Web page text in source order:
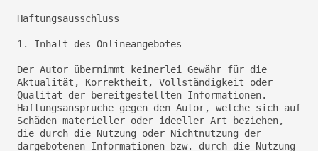
Haftungsausschluss
1. Inhalt des Onlineangebotes
Der Autor übernimmt keinerlei Gewähr für die
Aktualität, Korrektheit, Vollständigkeit oder
Qualität der bereitgestellten Informationen.
Haftungsansprüche gegen den Autor, welche sich auf
Schäden materieller oder ideeller Art beziehen,
die durch die Nutzung oder Nichtnutzung der
dargebotenen Informationen bzw. durch die Nutzung